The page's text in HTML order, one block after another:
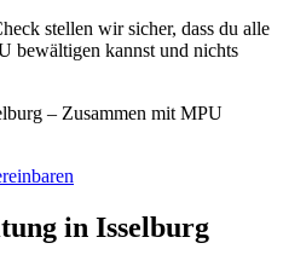
stellen wir sicher, dass du alle
bewältigen kannst und nichts
– Zusammen mit MPU
in Isselburg